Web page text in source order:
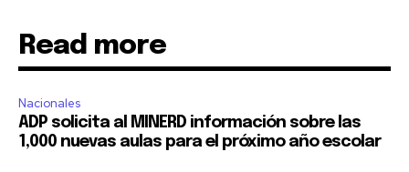
Read more
Nacionales
ADP solicita al MINERD información sobre las
1,000 nuevas aulas para el próximo año escolar